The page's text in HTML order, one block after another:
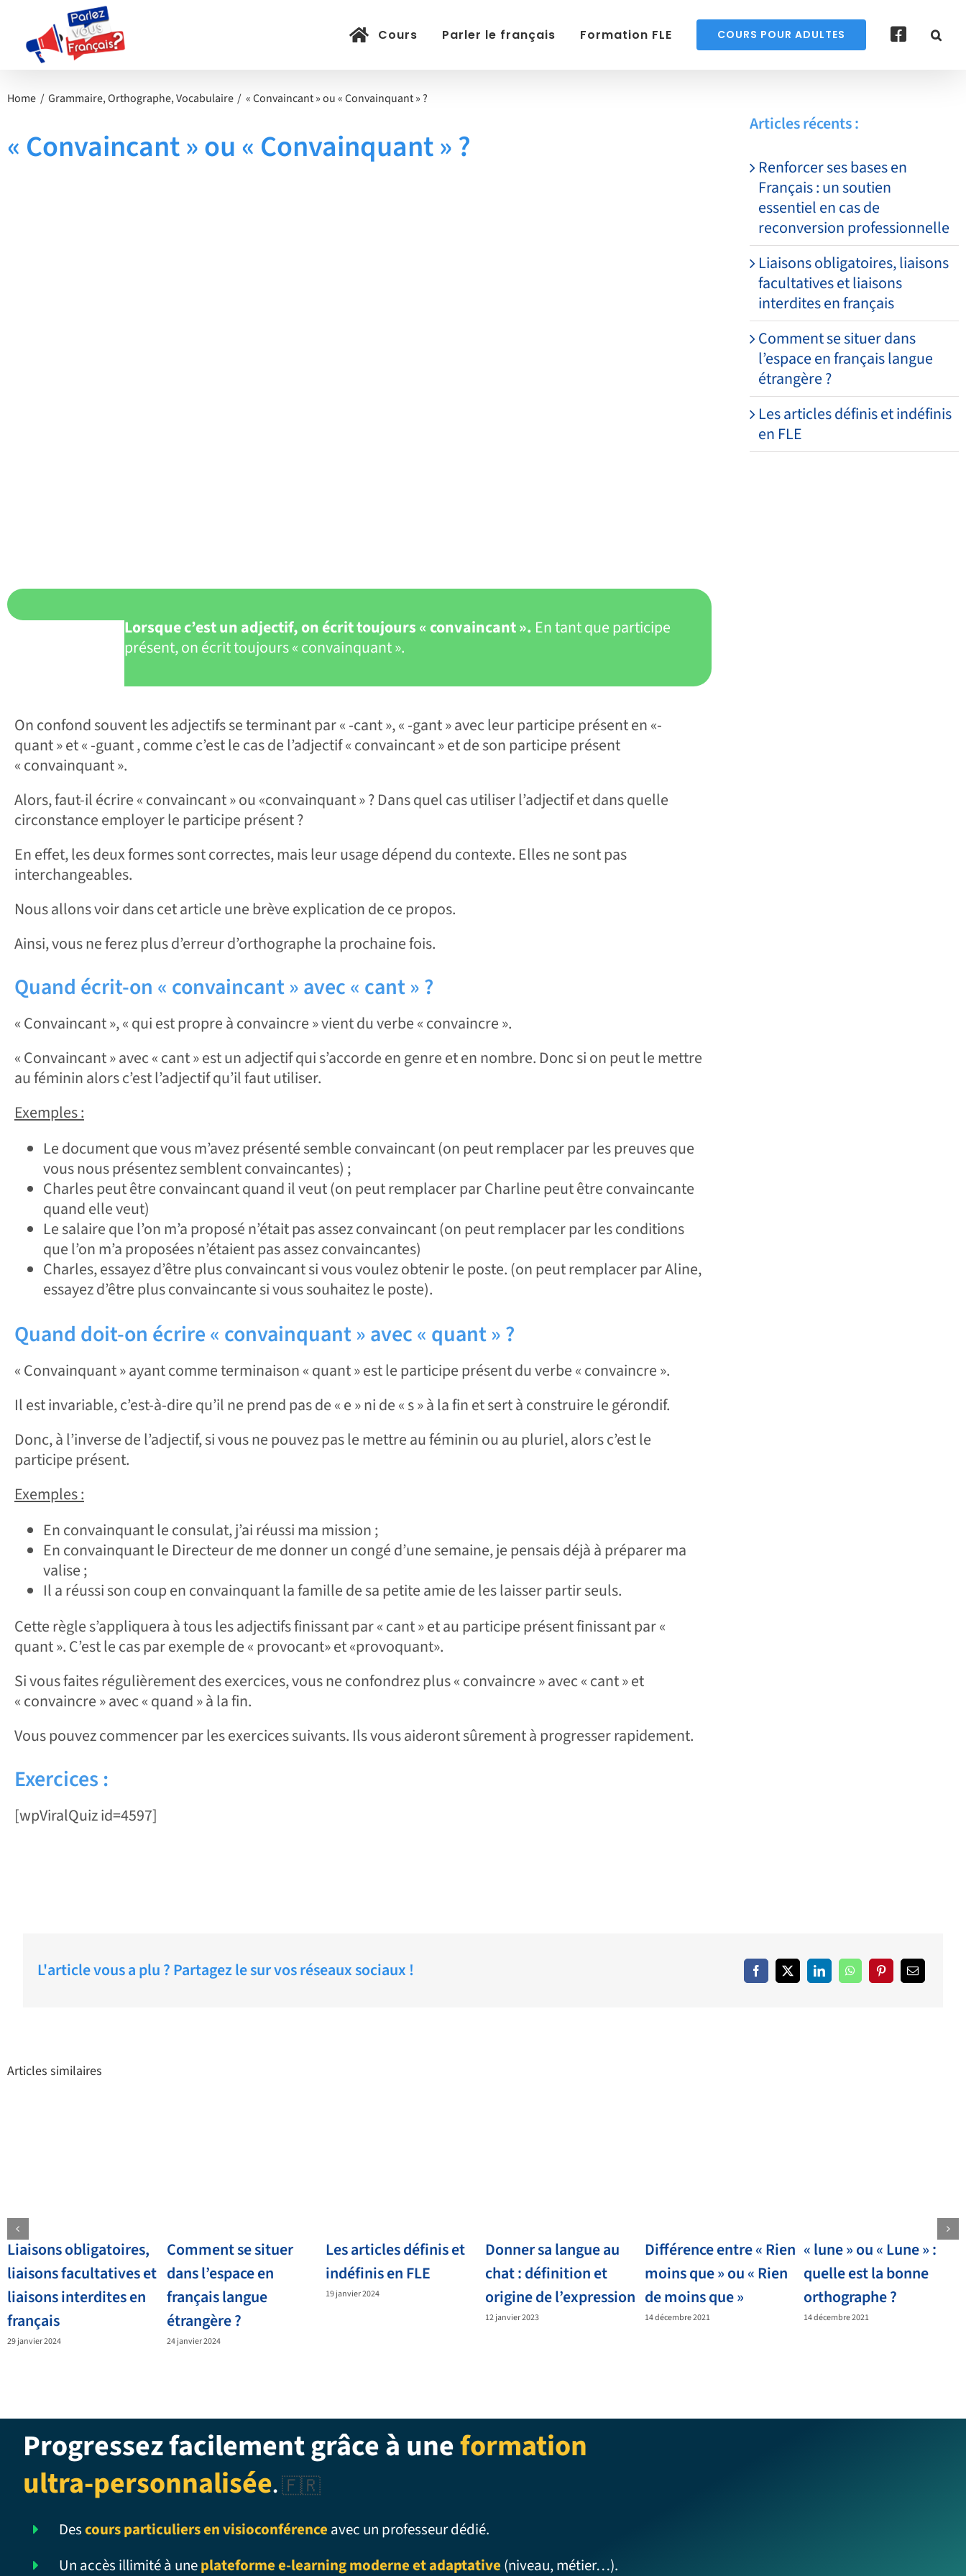
contenu
Cours Parler le français Formation FLE COURS POUR ADULTES
Home Grammaire Orthographe Vocabulaire « Convaincant » ou « Convainquant » ?
« Convaincant » ou « Convainquant » ?
Lorsque c’est un adjectif, on écrit toujours « convaincant ». En tant que participe
présent, on écrit toujours « convainquant ».
On confond souvent les adjectifs se terminant par « -cant », « -gant » avec leur participe présent en «-
quant » et « -guant , comme c’est le cas de l’adjectif « convaincant » et de son participe présent
« convainquant ».
Alors, faut-il écrire « convaincant » ou «convainquant » ? Dans quel cas utiliser l’adjectif et dans quelle
circonstance employer le participe présent ?
En effet, les deux formes sont correctes, mais leur usage dépend du contexte. Elles ne sont pas
interchangeables.
Nous allons voir dans cet article une brève explication de ce propos.
Ainsi, vous ne ferez plus d’erreur d’orthographe la prochaine fois.
Quand écrit-on « convaincant » avec « cant » ?
« Convaincant », « qui est propre à convaincre » vient du verbe « convaincre ».
« Convaincant » avec « cant » est un adjectif qui s’accorde en genre et en nombre. Donc si on peut le mettre
au féminin alors c’est l’adjectif qu’il faut utiliser.
Exemples :
Le document que vous m’avez présenté semble convaincant (on peut remplacer par les preuves que
vous nous présentez semblent convaincantes) ;
Charles peut être convaincant quand il veut (on peut remplacer par Charline peut être convaincante
quand elle veut)
Le salaire que l’on m’a proposé n’était pas assez convaincant (on peut remplacer par les conditions
que l’on m’a proposées n’étaient pas assez convaincantes)
Charles, essayez d’être plus convaincant si vous voulez obtenir le poste. (on peut remplacer par Aline,
essayez d’être plus convaincante si vous souhaitez le poste).
Quand doit-on écrire « convainquant » avec « quant » ?
« Convainquant » ayant comme terminaison « quant » est le participe présent du verbe « convaincre ».
Il est invariable, c’est-à-dire qu’il ne prend pas de « e » ni de « s » à la fin et sert à construire le gérondif.
Donc, à l’inverse de l’adjectif, si vous ne pouvez pas le mettre au féminin ou au pluriel, alors c’est le
participe présent.
Exemples :
En convainquant le consulat, j’ai réussi ma mission ;
En convainquant le Directeur de me donner un congé d’une semaine, je pensais déjà à préparer ma
valise ;
Il a réussi son coup en convainquant la famille de sa petite amie de les laisser partir seuls.
Cette règle s’appliquera à tous les adjectifs finissant par « cant » et au participe présent finissant par «
quant ». C’est le cas par exemple de « provocant» et «provoquant».
Si vous faites régulièrement des exercices, vous ne confondrez plus « convaincre » avec « cant » et
« convaincre » avec « quand » à la fin.
Vous pouvez commencer par les exercices suivants. Ils vous aideront sûrement à progresser rapidement.
Exercices :
[wpViralQuiz id=4597]
Articles récents :
Renforcer ses bases en
Français : un soutien
essentiel en cas de
reconversion professionnelle
Liaisons obligatoires, liaisons
facultatives et liaisons
interdites en français
Comment se situer dans
l’espace en français langue
étrangère ?
Les articles définis et indéfinis
en FLE
L'article vous a plu ? Partagez le sur vos réseaux sociaux !
Articles similaires
Liaisons obligatoires,
liaisons facultatives et
liaisons interdites en
français
29 janvier 2024
Comment se situer
dans l’espace en
français langue
étrangère ?
24 janvier 2024
Les articles définis et
indéfinis en FLE
19 janvier 2024
Donner sa langue au
chat : définition et
origine de l’expression
12 janvier 2023
Différence entre « Rien
moins que » ou « Rien
de moins que »
14 décembre 2021
« lune » ou « Lune » :
quelle est la bonne
orthographe ?
14 décembre 2021
Progressez facilement grâce à uneformation
ultra-personnalisée.🇫🇷
Descours particuliers en visioconférence avec un professeur dédié.
Un accès illimité à uneplateforme e-learning moderne et adaptative (niveau, métier…).